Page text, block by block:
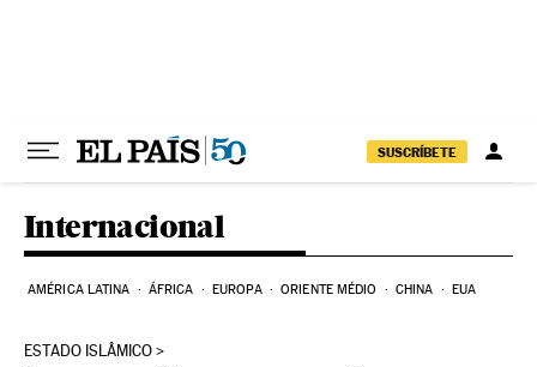
SUSCRÍBETE
Internacional
AMÉRICA LATINA ÁFRICA EUROPA ORIENTE MÉDIO CHINA EUA
ESTADO ISLÂMICO